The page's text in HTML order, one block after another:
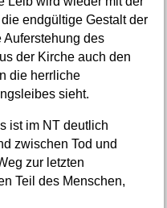
endgültige Gestalt der
Auferstehung des
der Kirche auch den
die herrliche
sieht.
ist im NT deutlich
zwischen Tod und
zur letzten
Teil des Menschen,